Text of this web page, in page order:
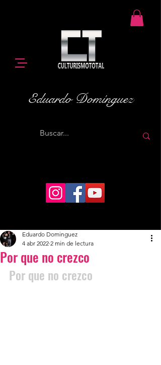
Eduardo Domínguez
Por que no crezco
Eduardo Dominguez
4 abr 2022 2 min de lectura
Por que no crezco